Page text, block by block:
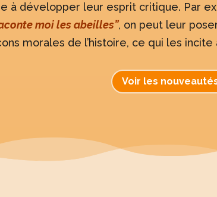
à développer leur esprit critique. Par
moi les abeilles”, on peut leur
morales de l’histoire, ce qui les
Voir les